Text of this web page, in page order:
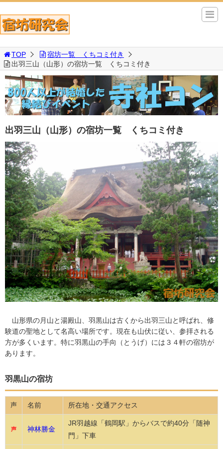
TOP
宿坊一覧 くちコミ付き
出羽三山（山形）の宿坊一覧 くちコミ付き
出羽三山（山形）の宿坊一覧 くちコミ付き
山形県の月山と湯殿山、羽黒山は古くから出羽三山と呼ばれ、修
験道の聖地として名高い場所です。現在も山伏に従い、参拝される
方が多くいます。特に羽黒山の手向（とうげ）には３４軒の宿坊が
あります。
羽黒山の宿坊
声 名前 所在地・交通アクセス
声 神林勝金
JR羽越線「鶴岡駅」からバスで約40分「随神
門」下車